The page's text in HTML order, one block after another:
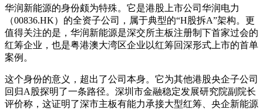
华润新能源的身份颇为特殊。它是港股上市公司华润电力
（00836.HK）的全资子公司，属于典型的“H股拆A”架构。更
值得关注的是，华润新能源是深交所主板注册制下首家过会的
红筹企业，也是粤港澳大湾区企业以红筹回深形式上市的首单
案例。
这个身份的意义，超出了公司本身。它为其他港股央企子公司
回归A股探明了一条路径。深圳市金融稳定发展研究院副院长
评价称，这证明了深市主板有能力承接大型红筹、央企新能源